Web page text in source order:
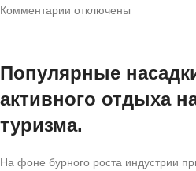
Комментарии отключены
Популярные
активного отдыха
туризма.
На фоне бурного роста индустрии